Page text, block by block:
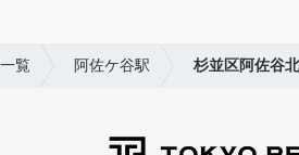
覧 阿佐ケ谷駅 杉並区阿佐谷